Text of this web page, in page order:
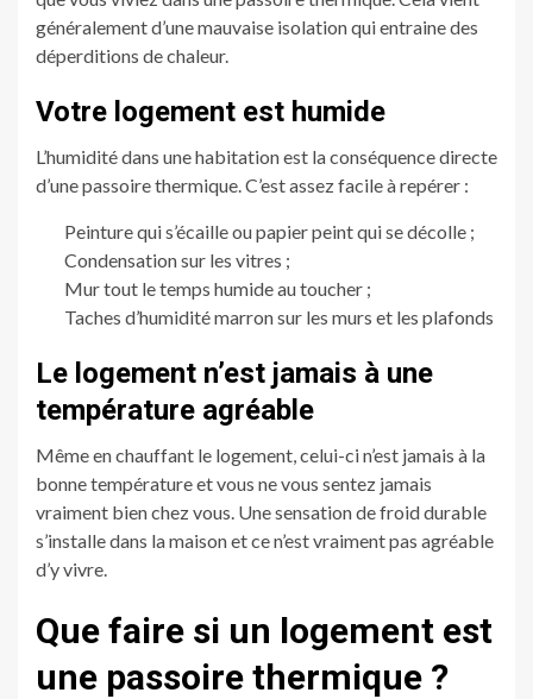
généralement d’une mauvaise isolation qui entraine des
déperditions de chaleur.
Votre logement est humide
L’humidité dans une habitation est la conséquence directe
d’une passoire thermique. C’est assez facile à repérer :
Peinture qui s’écaille ou papier peint qui se décolle ;
Condensation sur les vitres ;
Mur tout le temps humide au toucher ;
Taches d’humidité marron sur les murs et les plafonds
Le logement n’est jamais à une
température agréable
Même en chauffant le logement, celui-ci n’est jamais à la
bonne température et vous ne vous sentez jamais
vraiment bien chez vous. Une sensation de froid durable
s’installe dans la maison et ce n’est vraiment pas agréable
d’y vivre.
Que faire si un logement est
une passoire thermique ?